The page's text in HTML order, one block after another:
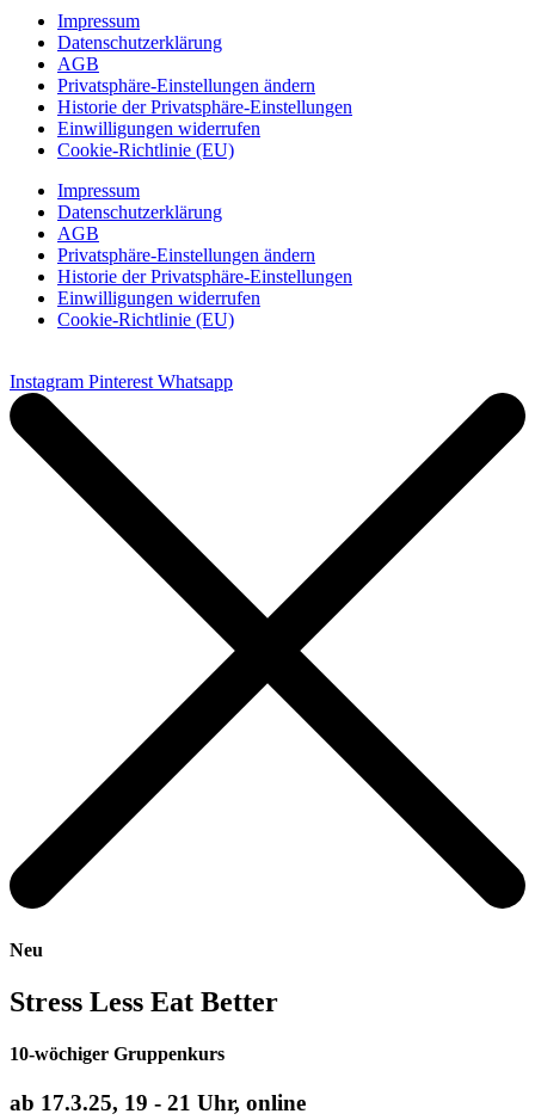
Impressum
Datenschutzerklärung
AGB
Privatsphäre-Einstellungen ändern
Historie der Privatsphäre-Einstellungen
Einwilligungen widerrufen
Cookie-Richtlinie (EU)
Impressum
Datenschutzerklärung
AGB
Privatsphäre-Einstellungen ändern
Historie der Privatsphäre-Einstellungen
Einwilligungen widerrufen
Cookie-Richtlinie (EU)
Instagram Pinterest Whatsapp
Neu
Stress Less Eat Better
10-wöchiger Gruppenkurs
ab 17.3.25, 19 - 21 Uhr, online